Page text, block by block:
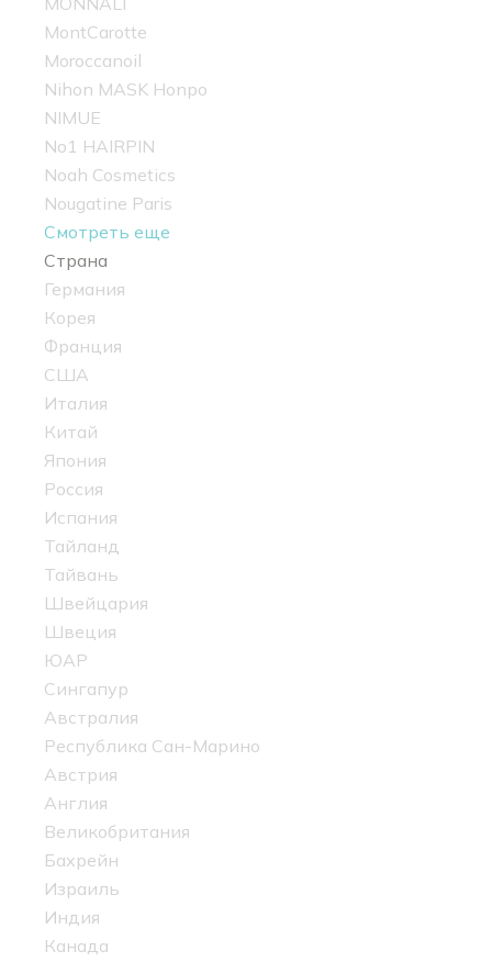
MontCarotte
Moroccanoil
Nihon MASK Honpo
NIMUE
No1 HAIRPIN
Noah Cosmetics
Nougatine Paris
Смотреть еще
Страна
Германия
Корея
Франция
США
Италия
Китай
Япония
Россия
Испания
Тайланд
Тайвань
Швейцария
Швеция
ЮАР
Сингапур
Австралия
Республика Сан-Марино
Австрия
Англия
Великобритания
Бахрейн
Израиль
Индия
Канада